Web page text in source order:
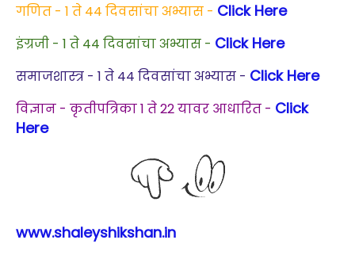
गणित - 1 ते 44 दिवसांचा अभ्यास - Click Here
इंग्रजी - 1 ते 44 दिवसांचा अभ्यास - Click Here
समाजशास्त्र - 1 ते 44 दिवसांचा अभ्यास - Click Here
विज्ञान - कृतीपत्रिका 1 ते 22 यावर आधारित - Click
Here
www.shaleyshikshan.in